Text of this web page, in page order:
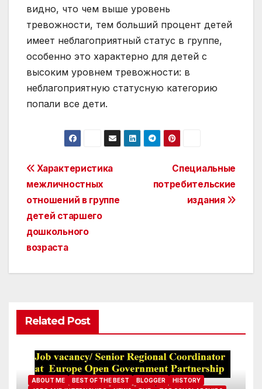
видно, что чем выше уровень
тревожности, тем больший процент детей
имеет неблагоприятный статус в группе,
особенно это характерно для детей с
высоким уровнем тревожности: в
неблагоприятную статусную категорию
попали все дети.
Post
navigation
Специальные
потребительские
издания
Характеристика
межличностных
отношений в группе
детей старшего
дошкольного
возраста
Related Post
ABOUT ME BEST OF THE BEST BLOGGER
HISTORY